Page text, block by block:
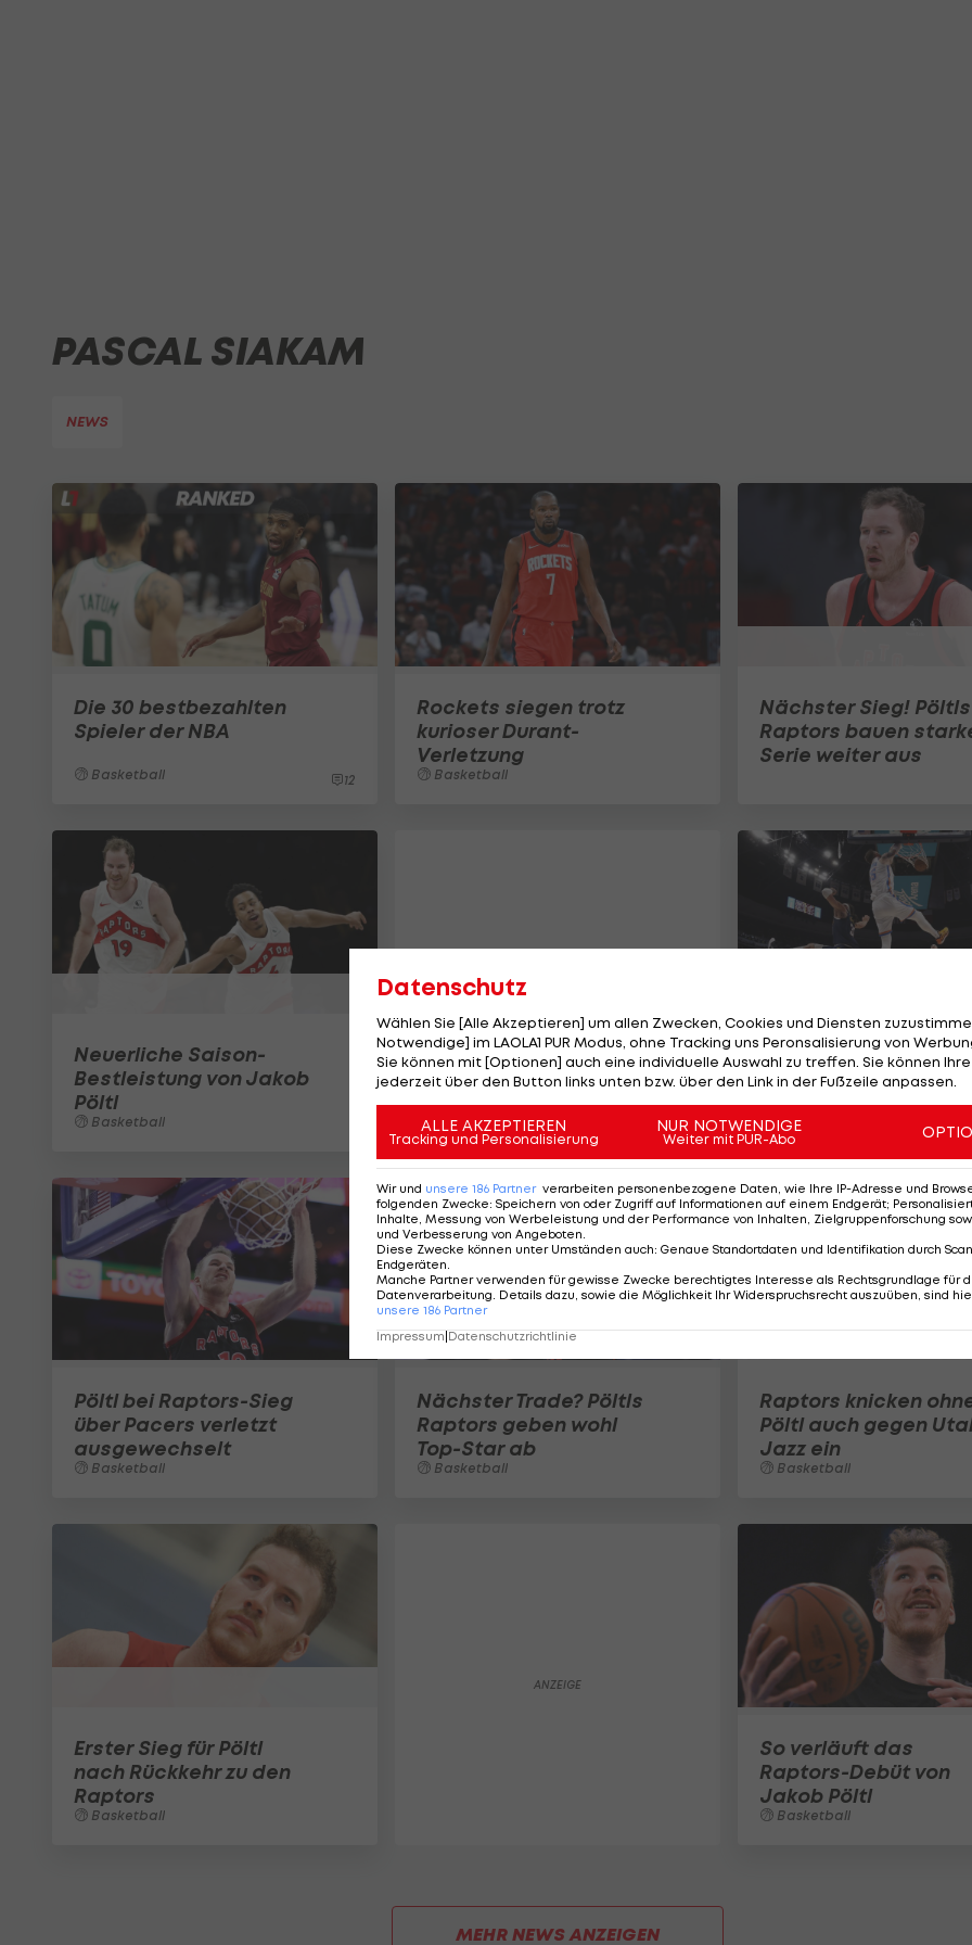
PASCAL SIAKAM
NEWS
Die 30 bestbezahlten
Spieler der NBA
Basketball 12
Rockets siegen trotz
kurioser Durant-
Verletzung
Basketball
Nächster Sieg! Pöltls
Raptors bauen
Serie weiter aus
Neuerliche Saison-
Bestleistung von Jakob
Pöltl
Basketball
Oklahoma City
gleichen Serie in
aus
Basketball
Pöltl bei Raptors-Sieg
über Pacers verletzt
ausgewechselt
Basketball
Nächster Trade? Pöltls
Raptors geben wohl
Top-Star ab
Basketball
Raptors knicken
Pöltl auch gegen
Jazz ein
Basketball
Erster Sieg für Pöltl
nach Rückkehr zu den
Raptors
Basketball
So verläuft das
Raptors-Debüt von
Jakob Pöltl
Basketball
MEHR NEWS ANZEIGEN
Datenschutz
Wählen Sie [Alle Akzeptieren] um allen Zwecken, Cookies und Diensten
Notwendige] im LAOLA1 PUR Modus, ohne Tracking uns Peronsalisierung von
Sie können mit [Optionen] auch eine individuelle Auswahl zu treffen. Sie können
jederzeit über den Button links unten bzw. über den Link in der Fußzeile anpassen.
ALLE AKZEPTIEREN
Tracking und Personalisierung
NUR NOTWENDIGE
Weiter mit PUR-Abo
Wir und unsere 186 Partner verarbeiten personenbezogene Daten, wie Ihre IP-Adresse und
folgenden Zwecke: Speichern von oder Zugriff auf Informationen auf einem Endgerät;
Inhalte, Messung von Werbeleistung und der Performance von Inhalten, Zielgruppenforschung
und Verbesserung von Angeboten.
Diese Zwecke können unter Umständen auch: Genaue Standortdaten und Identifikation durch
Endgeräten.
Manche Partner verwenden für gewisse Zwecke berechtigtes Interesse als Rechtsgrundlage für
Datenverarbeitung. Details dazu, sowie die Möglichkeit Ihr Widerspruchsrecht auszuüben, sind
unsere 186 Partner
Impressum Datenschutzrichtlinie